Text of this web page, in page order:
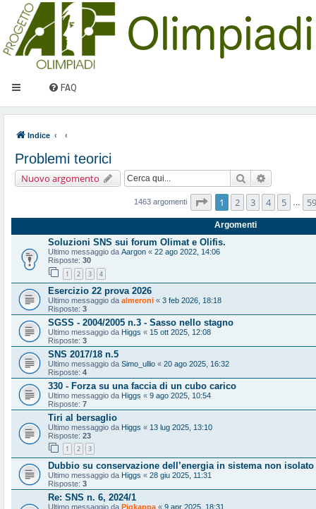
FAQ
Indice
Problemi teorici
Nuovo argomento Cerca
1463 argomenti Pagina1 di59
1 2 3 4 5 59
Argomenti
Soluzioni SNS sui forum Olimat e Olifis.
Ultimo messaggio da Aargon « 22 ago 2022, 14:06
Risposte: 30
1 2 3 4
Esercizio 22 prova 2026
Ultimo messaggio da almeroni « 3 feb 2026, 18:18
Risposte: 3
SGSS - 2004/2005 n.3 - Sasso nello stagno
Ultimo messaggio da Higgs « 15 ott 2025, 12:08
Risposte: 3
SNS 2017/18 n.5
Ultimo messaggio da Simo_ullio « 20 ago 2025, 16:32
Risposte: 4
330 - Forza su una faccia di un cubo carico
Ultimo messaggio da Higgs « 9 ago 2025, 10:54
Risposte: 7
Tiri al bersaglio
Ultimo messaggio da Higgs « 13 lug 2025, 13:10
Risposte: 23
1 2 3
Dubbio su conservazione dell’energia in sistema non
Ultimo messaggio da Higgs « 28 giu 2025, 11:31
Risposte: 3
Re: SNS n. 6, 2024/1
Ultimo messaggio da Pigkappa « 9 apr 2025, 18:31